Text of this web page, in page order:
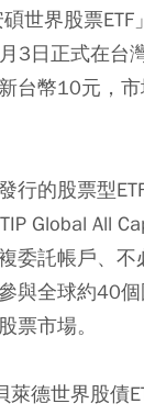
碩世界股票
3日正式在台
台幣10元，
行的股票型
Global All
委託帳戶、
與全球約40
票市場。
德世界股債